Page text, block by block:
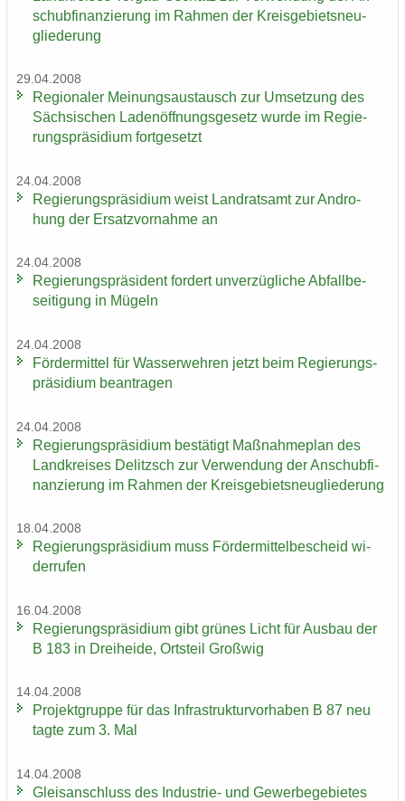
schub­fi­nan­zie­rung im Rah­men der Kreis­ge­biets­neu­
glie­de­rung
29.04.2008
Re­gio­na­ler Mei­nungs­aus­tausch zur Um­set­zung des
Säch­si­schen La­den­öff­nungs­ge­setz wurde im Re­gie­
rungs­prä­si­di­um fort­ge­setzt
24.04.2008
Re­gie­rungs­prä­si­di­um weist Land­rats­amt zur An­dro­
hung der Er­satz­vor­nah­me an
24.04.2008
Re­gie­rungs­prä­si­dent for­dert un­ver­züg­li­che Ab­fall­be­
sei­ti­gung in Mü­geln
24.04.2008
För­der­mit­tel für Was­ser­weh­ren jetzt beim Re­gie­rungs­
prä­si­di­um be­an­tra­gen
24.04.2008
Re­gie­rungs­prä­si­di­um be­stä­tigt Maß­nah­me­plan des
Land­krei­ses De­litzsch zur Ver­wen­dung der An­schub­fi­
nan­zie­rung im Rah­men der Kreis­ge­biets­neu­glie­de­rung
18.04.2008
Re­gie­rungs­prä­si­di­um muss För­der­mit­tel­be­scheid wi­
der­ru­fen
16.04.2008
Re­gie­rungs­prä­si­di­um gibt grü­nes Licht für Aus­bau der
B 183 in Drei­hei­de, Orts­teil Groß­wig
14.04.2008
Pro­jekt­grup­pe für das In­fra­struk­tur­vor­ha­ben B 87 neu
tagte zum 3. Mal
14.04.2008
Gleis­an­schluss des Industrie-​ und Ge­wer­be­ge­bie­tes